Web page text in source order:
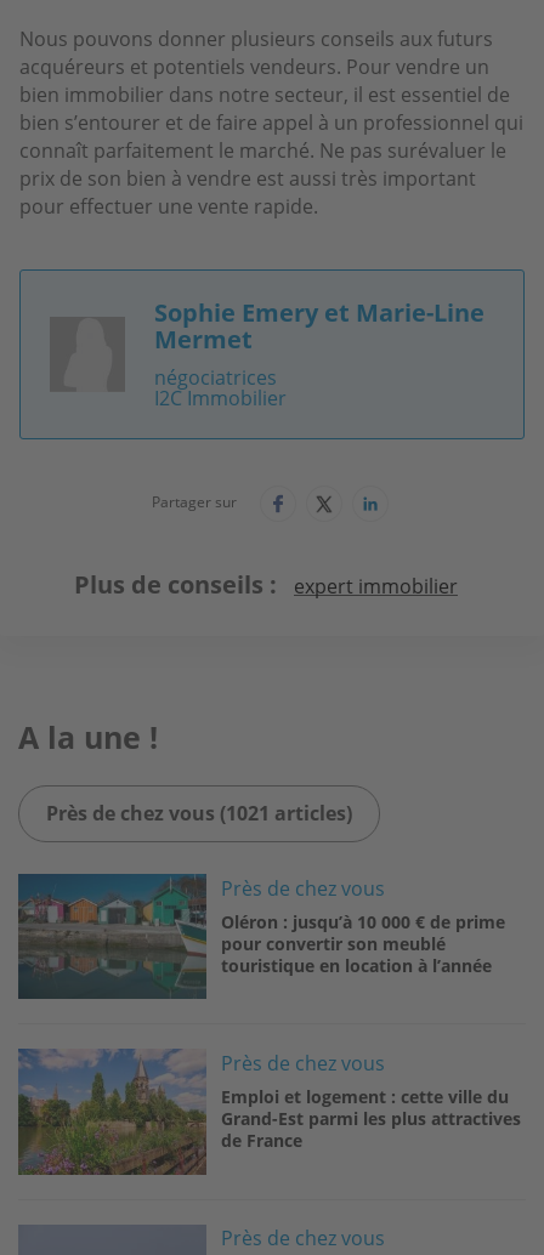
Nous pouvons donner plusieurs conseils aux futurs
acquéreurs et potentiels vendeurs. Pour vendre un
bien immobilier dans notre secteur, il est essentiel de
bien s’entourer et de faire appel à un professionnel qui
connaît parfaitement le marché. Ne pas surévaluer le
prix de son bien à vendre est aussi très important
pour effectuer une vente rapide.
Sophie Emery et Marie-Line
Mermet
négociatrices
I2C Immobilier
Partager sur
Plus de conseils expert immobilier
A la une !
Près de chez vous (1021 articles)
Près de chez vous
Oléron : jusqu’à 10 000 € de prime
pour convertir son meublé
touristique en location à l’année
Image Près de chez vous
Emploi et logement : cette ville du
Grand-Est parmi les plus attractives
de France
Image Près de chez vous